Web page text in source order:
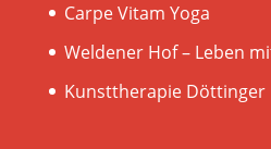
Carpe Vitam Yoga
Weldener Hof – Leben
Kunsttherapie Döttinger